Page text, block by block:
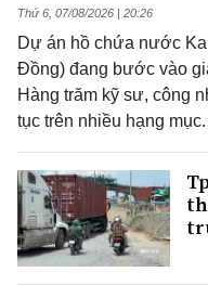
Thứ 6, 07/08/2026 | 20:26
Dự án hồ chứa nước
Đồng) đang bước vào
Hàng trăm kỹ sư, công
tục trên nhiều hạng mục.